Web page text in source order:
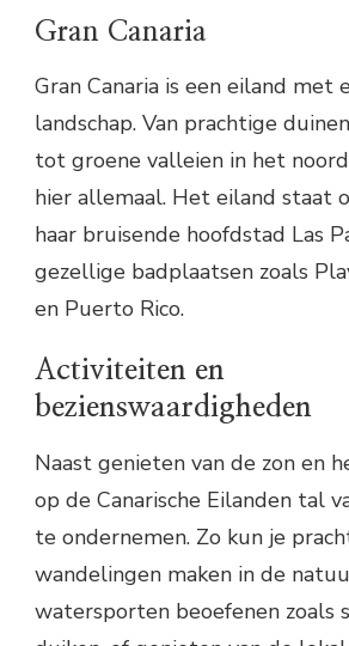
Gran Canaria
Gran Canaria is een eiland met
landschap. Van prachtige
tot groene valleien in het
hier allemaal. Het eiland staat
haar bruisende hoofdstad Las
gezellige badplaatsen zoals
en Puerto Rico.
Activiteiten en
bezienswaardigheden
Naast genieten van de zon en
op de Canarische Eilanden tal
te ondernemen. Zo kun je
wandelingen maken in de
watersporten beoefenen zoals